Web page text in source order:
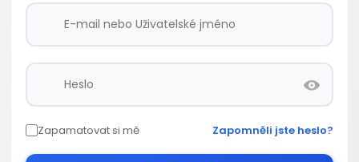
Zapamatovat si mě Zapomněli jste heslo?